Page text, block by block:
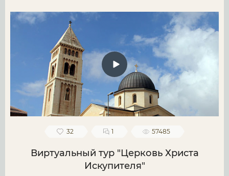
32 1 57485
Виртуальный тур "Церковь Христа
Искупителя"